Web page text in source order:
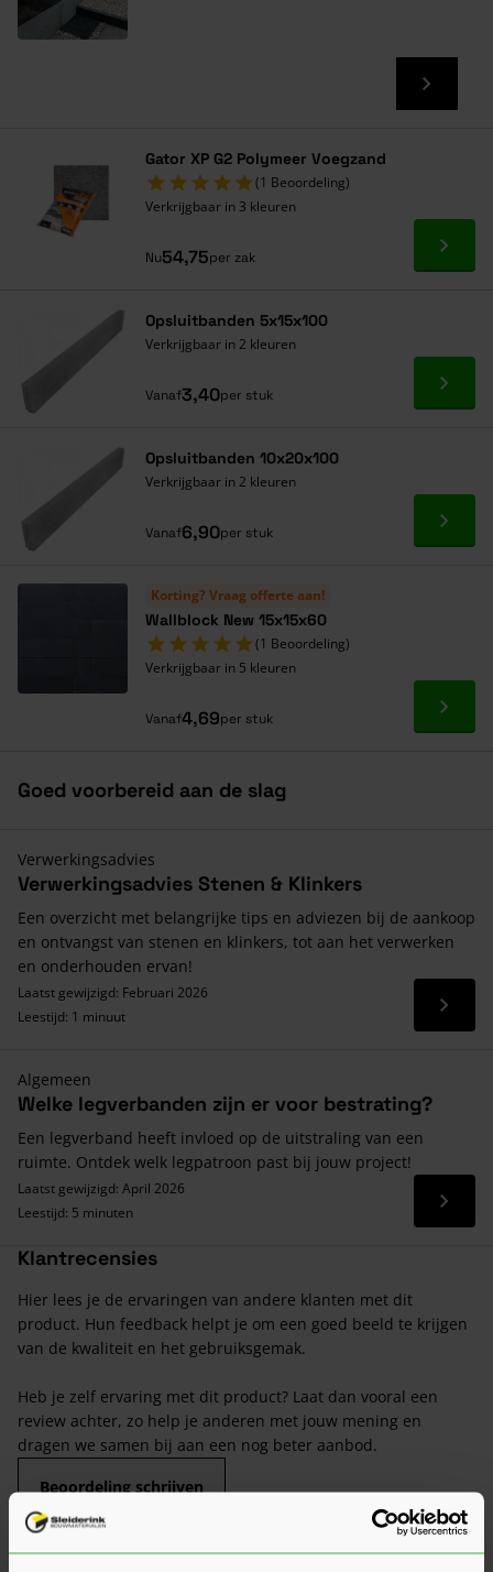
Gator XP G2 Polymeer Voegzand
(1 Beoordeling)
Verkrijgbaar in 3 kleuren
Nu54,75per zak Ga
Opsluitbanden 5x15x100
Verkrijgbaar in 2 kleuren
Vanaf3,40per stuk Ga
Opsluitbanden 10x20x100
Verkrijgbaar in 2 kleuren
Vanaf6,90per stuk Ga
Korting? Vraag offerte aan!
Wallblock New 15x15x60
(1 Beoordeling)
Verkrijgbaar in 5 kleuren
Vanaf4,69per stuk Ga
Goed voorbereid aan de slag
Verwerkingsadvies
Verwerkingsadvies Stenen & Klinkers
Een overzicht met belangrijke tips en adviezen bij de aankoop
en ontvangst van stenen en klinkers, tot aan het verwerken
en onderhouden ervan!
Laatst gewijzigd: Februari 2026
Leestijd: 1 minuut
Lees
Algemeen
Welke legverbanden zijn er voor bestrating?
Een legverband heeft invloed op de uitstraling van een
ruimte. Ontdek welk legpatroon past bij jouw project!
Laatst gewijzigd: April 2026
Leestijd: 5 minuten
Lees
Klantrecensies
Hier lees je de ervaringen van andere klanten met dit
product. Hun feedback helpt je om een goed beeld te krijgen
van de kwaliteit en het gebruiksgemak.
Heb je zelf ervaring met dit product? Laat dan vooral een
review achter, zo help je anderen met jouw mening en
dragen we samen bij aan een nog beter aanbod.
Beoordeling schrijven
Veelgestelde vragen